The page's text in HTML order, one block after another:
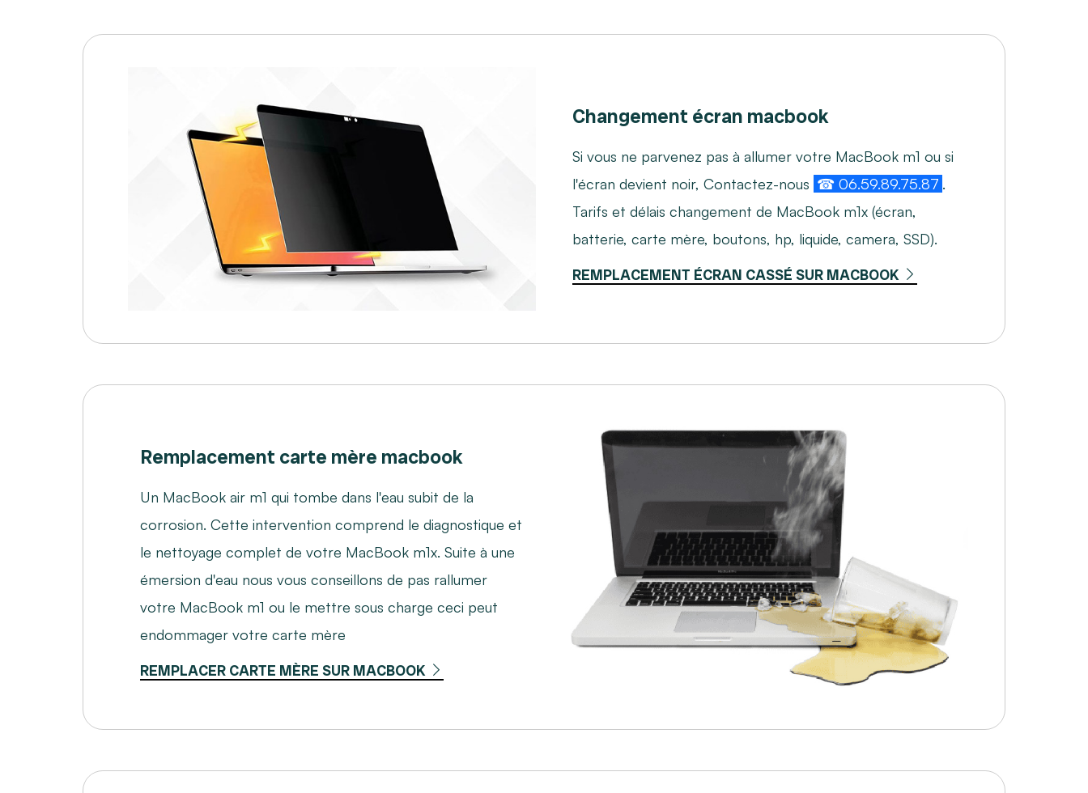
Changement écran macbook
Si vous ne parvenez pas à allumer votre MacBook m1 ou si
l'écran devient noir, Contactez-nous ☎ 06.59.89.75.87 .
Tarifs et délais changement de MacBook m1x (écran,
batterie, carte mère, boutons, hp, liquide, camera, SSD).
REMPLACEMENT ÉCRAN CASSÉ SUR MACBOOK
Remplacement carte mère macbook
Un MacBook air m1 qui tombe dans l'eau subit de la
corrosion. Cette intervention comprend le diagnostique et
le nettoyage complet de votre MacBook m1x. Suite à une
émersion d'eau nous vous conseillons de pas rallumer
votre MacBook m1 ou le mettre sous charge ceci peut
endommager votre carte mère
REMPLACER CARTE MÈRE SUR MACBOOK